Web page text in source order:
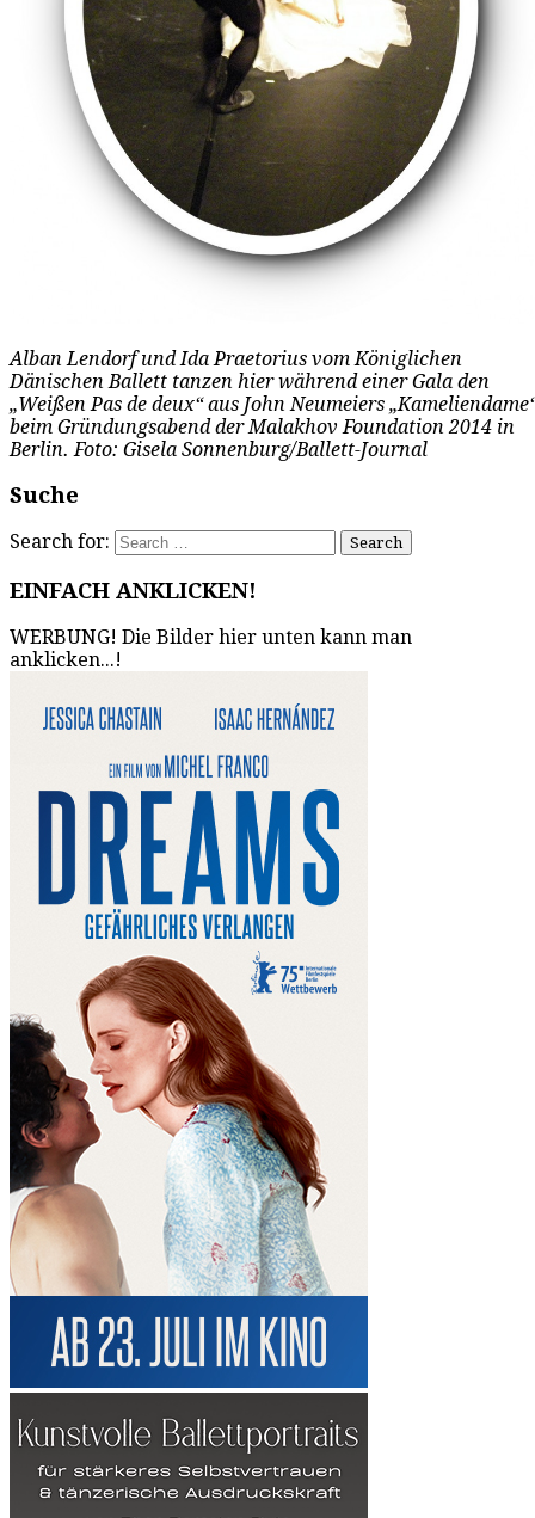
Alban Lendorf und Ida Praetorius vom Königlichen
Dänischen Ballett tanzen hier während einer Gala den
„Weißen Pas de deux“ aus John Neumeiers
beim Gründungsabend der Malakhov Foundation 2014 in
Berlin. Foto: Gisela Sonnenburg/Ballett-Journal
Suche
Search for:
EINFACH ANKLICKEN!
WERBUNG! Die Bilder hier unten kann man
anklicken...!